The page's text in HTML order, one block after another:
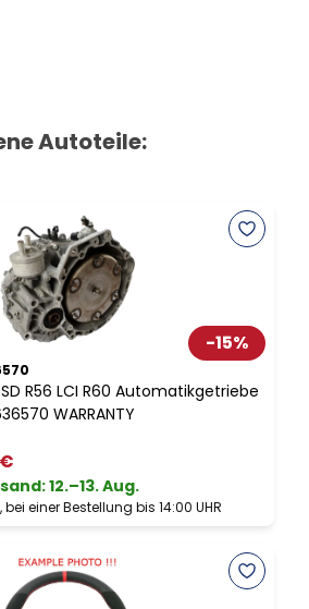
Autoteile:
-15%
R56 LCI R60 Automatikgetriebe
WARRANTY
:12.–13. Aug.
einer Bestellung bis 14:00 UHR